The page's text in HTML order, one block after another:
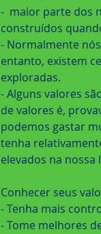
-  maior parte dos
construídos
- Normalmente
entanto, existem
exploradas.
- Alguns valores
de valores é,
podemos gastar
tenha
elevados na
Conhecer seus
- Tenha mais
- Tome melhores